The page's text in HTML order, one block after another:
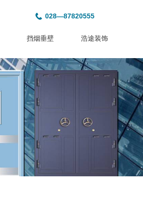
028—87820555
挡烟垂壁 浩途装饰